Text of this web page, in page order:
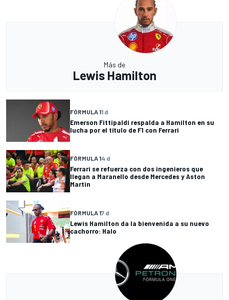
Más de
Lewis Hamilton
FÓRMULA 11 d
Emerson Fittipaldi respalda a Hamilton en su
lucha por el título de F1 con Ferrari
FÓRMULA 14 d
Ferrari se refuerza con dos ingenieros que
llegan a Maranello desde Mercedes y Aston
Martin
FÓRMULA 17 d
Lewis Hamilton da la bienvenida a su nuevo
cachorro: Halo